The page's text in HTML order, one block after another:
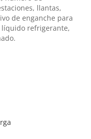
llantas,
de enganche para
refrigerante,